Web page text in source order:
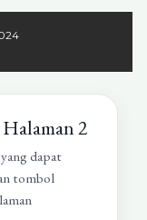
2
dapat
tombol